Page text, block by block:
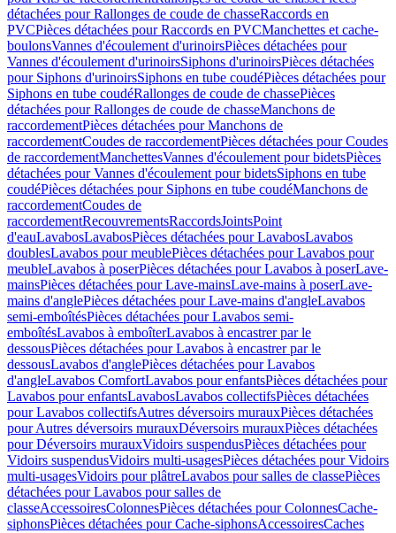
détachées pour Rallonges de coude de chasseRaccords en
PVCPièces détachées pour Raccords en PVCManchettes et cache-
boulonsVannes d'écoulement d'urinoirsPièces détachées pour
Vannes d'écoulement d'urinoirsSiphons d'urinoirsPièces détachées
pour Siphons d'urinoirsSiphons en tube coudéPièces détachées pour
Siphons en tube coudéRallonges de coude de chassePièces
détachées pour Rallonges de coude de chasseManchons de
raccordementPièces détachées pour Manchons de
raccordementCoudes de raccordementPièces détachées pour Coudes
de raccordementManchettesVannes d'écoulement pour bidetsPièces
détachées pour Vannes d'écoulement pour bidetsSiphons en tube
coudéPièces détachées pour Siphons en tube coudéManchons de
raccordementCoudes de
raccordementRecouvrementsRaccordsJointsPoint
d'eauLavabosLavabosPièces détachées pour LavabosLavabos
doublesLavabos pour meublePièces détachées pour Lavabos pour
meubleLavabos à poserPièces détachées pour Lavabos à poserLave-
mainsPièces détachées pour Lave-mainsLave-mains à poserLave-
mains d'anglePièces détachées pour Lave-mains d'angleLavabos
semi-emboîtésPièces détachées pour Lavabos semi-
emboîtésLavabos à emboîterLavabos à encastrer par le
dessousPièces détachées pour Lavabos à encastrer par le
dessousLavabos d'anglePièces détachées pour Lavabos
d'angleLavabos ComfortLavabos pour enfantsPièces détachées pour
Lavabos pour enfantsLavabosLavabos collectifsPièces détachées
pour Lavabos collectifsAutres déversoirs murauxPièces détachées
pour Autres déversoirs murauxDéversoirs murauxPièces détachées
pour Déversoirs murauxVidoirs suspendusPièces détachées pour
Vidoirs suspendusVidoirs multi-usagesPièces détachées pour Vidoirs
multi-usagesVidoirs pour plâtreLavabos pour salles de classePièces
détachées pour Lavabos pour salles de
classeAccessoiresColonnesPièces détachées pour ColonnesCache-
siphonsPièces détachées pour Cache-siphonsAccessoiresCaches